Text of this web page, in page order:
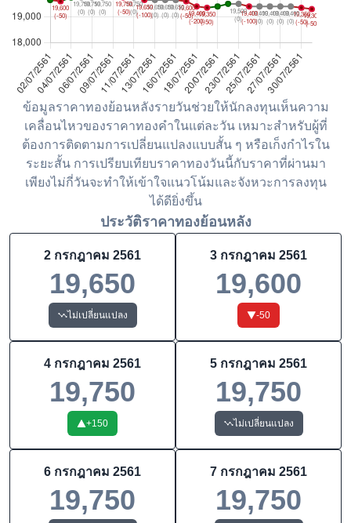
ข้อมูลราคาทองย้อนหลังรายวันช่วยให้นักลงทุนเห็นความ
เคลื่อนไหวของราคาทองคำในแต่ละวัน เหมาะสำหรับผู้ที่
ต้องการติดตามการเปลี่ยนแปลงแบบสั้น ๆ หรือเก็งกำไรใน
ระยะสั้น การเปรียบเทียบราคาทองวันนี้กับราคาที่ผ่านมา
เพียงไม่กี่วันจะทำให้เข้าใจแนวโน้มและจังหวะการลงทุน
ได้ดียิ่งขึ้น
ประวัติราคาทองย้อนหลัง
2 กรกฎาคม 2561
19,650
ไม่เปลี่ยนแปลง
3 กรกฎาคม 2561
19,600
-50
4 กรกฎาคม 2561
19,750
+150
5 กรกฎาคม 2561
19,750
ไม่เปลี่ยนแปลง
6 กรกฎาคม 2561
19,750
7 กรกฎาคม 2561
19,750